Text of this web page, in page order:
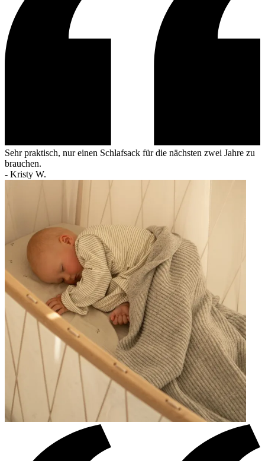
Sehr praktisch, nur einen Schlafsack für die nächsten zwei Jahre zu
brauchen.
- Kristy W.